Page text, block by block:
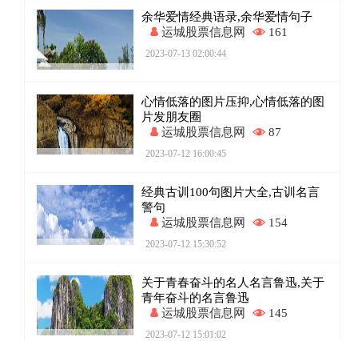
余华爱情经典语录,余华爱情句子
运城股票信息网
161
2023-07-13 02:00:44
心情低落的图片压抑,心情低落的图
片发朋友圈
运城股票信息网
87
2023-07-12 16:00:45
经典古训100句图片大全,古训名言
警句
运城股票信息网
154
2023-07-12 15:30:52
关于青春奋斗的名人名言鲁迅,关于
青年奋斗的名言鲁迅
运城股票信息网
145
2023-07-12 15:01:02